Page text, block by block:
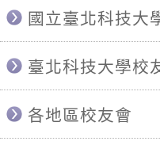
國立臺北科技大
臺北科技大學校
各地區校友會